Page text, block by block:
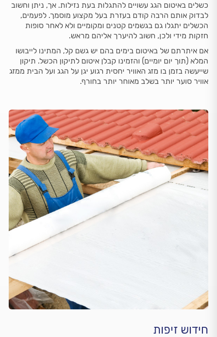
כשלים באיטום הגג עשויים להתגלות בעת נזילות. אך, ניתן וחשוב
לבדוק אותם הרבה קודם בעזרת בעל מקצוע מוסמך. לפעמים,
הכשלים יתגלו גם בגשמים קטנים ומקומיים ולא לאחר סופות
חזקות מידי ולכן, חשוב להיערך אליהם מראש.
אם איתרתם של באיטום בימים בהם יש גשם קל, המתינו לייבושו
המלא (תוך יום יומיים) והזמינו קבלן איטום לתיקון הכשל. תיקון
שייעשה בזמן בו מזג האוויר יחסית רגוע יגן על הגג ועל הבית ממזג
אוויר סוער יותר בשלב מאוחר יותר בחורף.
חידוש זיפות